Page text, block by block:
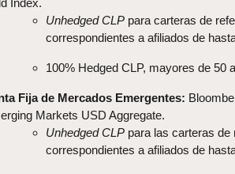
Index.
Unhedged CLP para carteras de
correspondientes a afiliados de
100% Hedged CLP, mayores de 50
Fija de Mercados Emergentes:
Markets USD Aggregate.
Unhedged CLP para las carteras de
correspondientes a afiliados de